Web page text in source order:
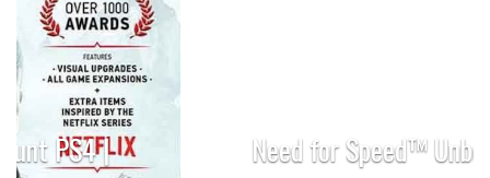
Need for Speed™ Unbound PS5